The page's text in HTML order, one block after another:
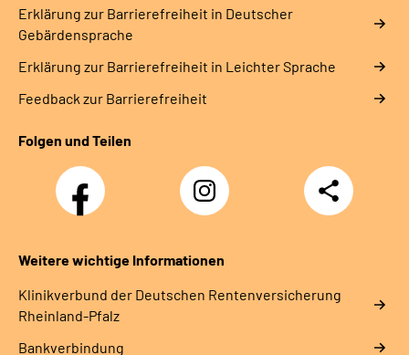
Erklärung zur Barrierefreiheit in Deutscher
Gebärdensprache
Erklärung zur Barrierefreiheit in Leichter Sprache
Feedback zur Barrierefreiheit
Folgen und Teilen
Facebook
Instagram
DRV
Nachwuchskräfte
Teilen
Weitere wichtige Informationen
Klinikverbund der Deutschen Rentenversicherung
Rheinland-Pfalz
Bankverbindung